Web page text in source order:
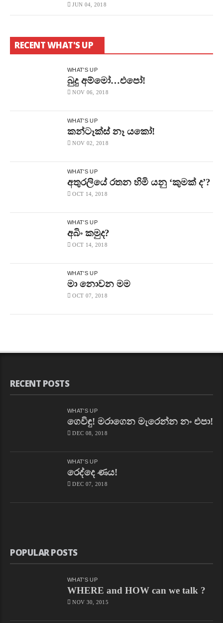
JUN 04, 2018
RECENT WHAT'S UP
WHAT'S UP
බුදු අම්මෝ…එපෝ!
NOV 06, 2018
WHAT'S UP
කන්ටෑක්ස් නෑ යකෝ!
NOV 02, 2018
WHAT'S UP
අතුරලියේ රතන හිමි යනු ‘කුමක් ද’?
OCT 14, 2018
WHAT'S UP
අබිං කමුද?
OCT 14, 2018
WHAT'S UP
මා නොවන මම
OCT 07, 2018
RECENT POSTS
WHAT'S UP
ගෙවිඳු! මරාගෙන මැරෙන්න නං එපා!
DEC 08, 2018
WHAT'S UP
රෙද්දෙ ණය!
DEC 07, 2018
POPULAR POSTS
WHAT'S UP
WHERE and HOW can we talk ?
NOV 30, 2015